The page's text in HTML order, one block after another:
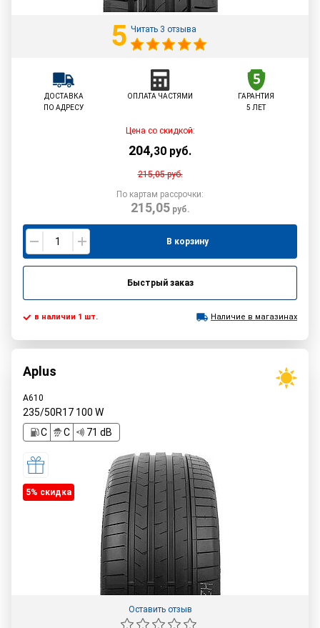
5 Читать 3 отзыва
ДОСТАВКА
ПО АДРЕСУ
ОПЛАТА ЧАСТЯМИ
ГАРАНТИЯ
5 ЛЕТ
Цена со скидкой:
204,30 руб.
215,05руб.
По картам рассрочки:
215,05руб.
В корзину
Быстрый заказ
в наличии 1 шт. Наличие в магазинах
Aplus
A610
235/50R17 100 W
C
C 71 dB
5% cкидка
Оставить отзыв